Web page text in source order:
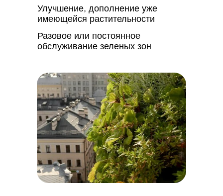
Улучшение, дополнение уже
имеющейся растительности
Разовое или постоянное
обслуживание зеленых зон